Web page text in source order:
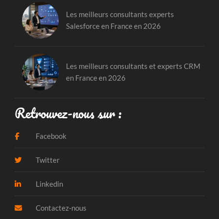
Les meilleurs consultants experts
Salesforce en France en 2026
Les meilleurs consultants et experts CRM
en France en 2026
Retrouvez-nous sur :
Facebook
Twitter
Linkedin
Contactez-nous